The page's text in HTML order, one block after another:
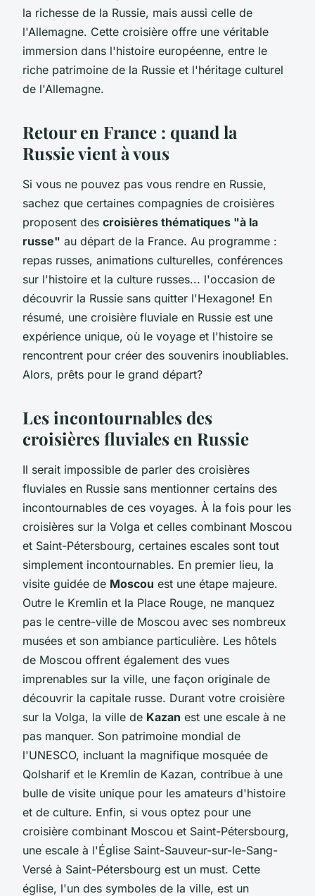
la richesse de la Russie, mais aussi celle de
l'Allemagne. Cette croisière offre une véritable
immersion dans l'histoire européenne, entre le
riche patrimoine de la Russie et l'héritage culturel
de l'Allemagne.
Retour en France : quand la
Russie vient à vous
Si vous ne pouvez pas vous rendre en Russie,
sachez que certaines compagnies de croisières
proposent des croisières thématiques "à la
russe" au départ de la France. Au programme :
repas russes, animations culturelles, conférences
sur l'histoire et la culture russes... l'occasion de
découvrir la Russie sans quitter l'Hexagone! En
résumé, une croisière fluviale en Russie est une
expérience unique, où le voyage et l'histoire se
rencontrent pour créer des souvenirs inoubliables.
Alors, prêts pour le grand départ?
Les incontournables des
croisières fluviales en Russie
Il serait impossible de parler des croisières
fluviales en Russie sans mentionner certains des
incontournables de ces voyages. À la fois pour les
croisières sur la Volga et celles combinant Moscou
et Saint-Pétersbourg, certaines escales sont tout
simplement incontournables. En premier lieu, la
visite guidée de Moscou est une étape majeure.
Outre le Kremlin et la Place Rouge, ne manquez
pas le centre-ville de Moscou avec ses nombreux
musées et son ambiance particulière. Les hôtels
de Moscou offrent également des vues
imprenables sur la ville, une façon originale de
découvrir la capitale russe. Durant votre croisière
sur la Volga, la ville de Kazan est une escale à ne
pas manquer. Son patrimoine mondial de
l'UNESCO, incluant la magnifique mosquée de
Qolsharif et le Kremlin de Kazan, contribue à une
bulle de visite unique pour les amateurs d'histoire
et de culture. Enfin, si vous optez pour une
croisière combinant Moscou et Saint-Pétersbourg,
une escale à l'Église Saint-Sauveur-sur-le-Sang-
Versé à Saint-Pétersbourg est un must. Cette
église, l'un des symboles de la ville, est un